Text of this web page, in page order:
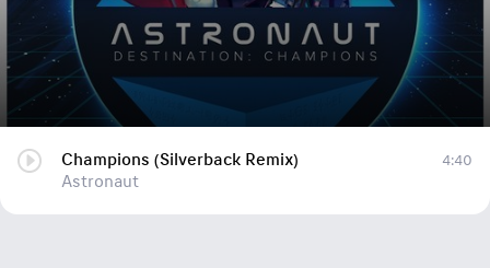
Champions (Silverback Remix)
Astronaut
4:40